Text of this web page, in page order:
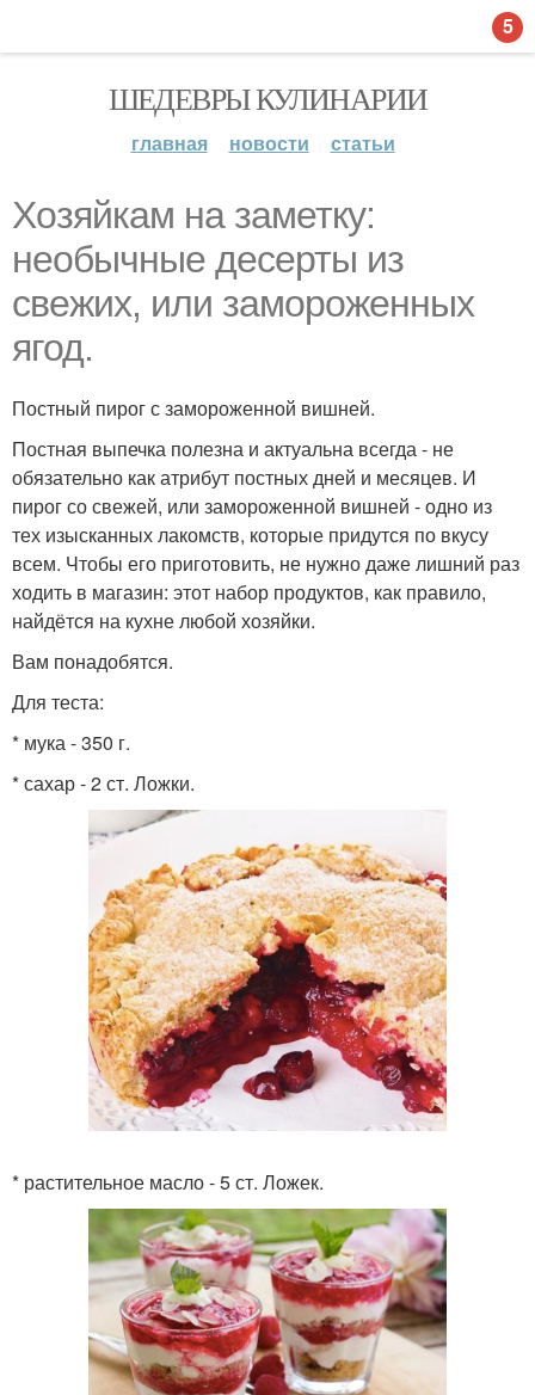
ШЕДЕВРЫ КУЛИНАРИИ
главная новости статьи
Хозяйкам на заметку:
необычные десерты из
свежих, или замороженных
ягод.
Постный пирог с замороженной вишней.
Постная выпечка полезна и актуальна всегда - не
обязательно как атрибут постных дней и месяцев. И
пирог со свежей, или замороженной вишней - одно из
тех изысканных лакомств, которые придутся по вкусу
всем. Чтобы его приготовить, не нужно даже лишний раз
ходить в магазин: этот набор продуктов, как правило,
найдётся на кухне любой хозяйки.
Вам понадобятся.
Для теста:
* мука - 350 г.
* сахар - 2 ст. Ложки.
* растительное масло - 5 ст. Ложек.
5